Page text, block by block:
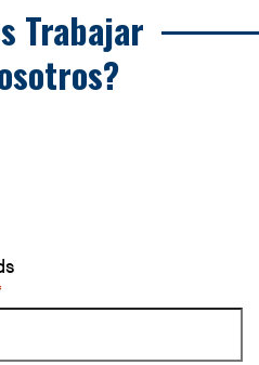
Trabajar